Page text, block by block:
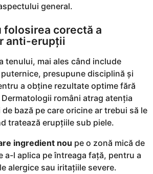
general.
folosirea corectă a
anti-erupții
tenului, mai ales când include
presupune disciplină și
a obține rezultate optime fără
români atrag atenția
bază pe care oricine ar trebui să le
tratează erupțiile sub piele.
ingredient nou pe o zonă mică de
a-l aplica pe întreaga față, pentru a
alergice sau iritațiile severe.